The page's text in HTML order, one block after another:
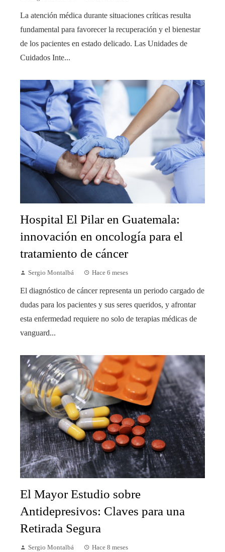
La atención médica durante situaciones críticas resulta
fundamental para favorecer la recuperación y el bienestar
de los pacientes en estado delicado. Las Unidades de
Cuidados Inte...
Hospital El Pilar en Guatemala:
innovación en oncología para el
tratamiento de cáncer
Sergio Montalbá Hace 6 meses
El diagnóstico de cáncer representa un periodo cargado de
dudas para los pacientes y sus seres queridos, y afrontar
esta enfermedad requiere no solo de terapias médicas de
vanguard...
El Mayor Estudio sobre
Antidepresivos: Claves para una
Retirada Segura
Sergio Montalbá Hace 8 meses